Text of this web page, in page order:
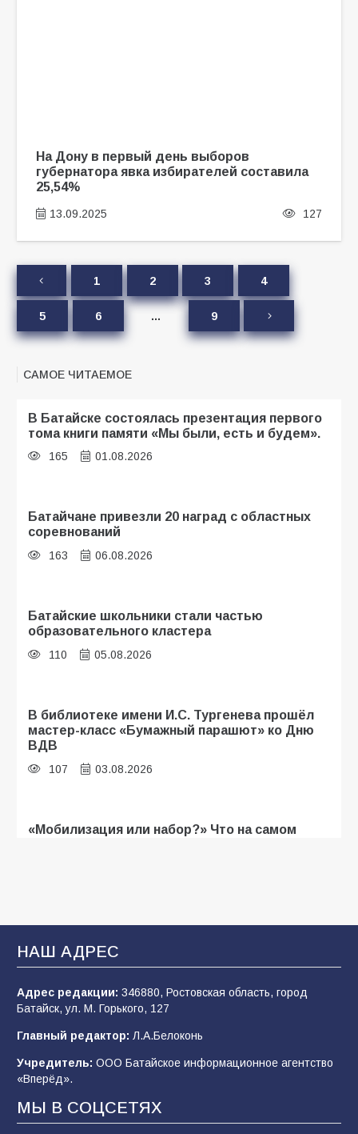
На Дону в первый день выборов
губернатора явка избирателей составила
25,54%
13.09.2025 127
1 2 3 4
5 6 … 9
САМОЕ ЧИТАЕМОЕ
В Батайске состоялась презентация первого
тома книги памяти «Мы были, есть и будем».
165 01.08.2026
Батайчане привезли 20 наград с областных
соревнований
163 06.08.2026
Батайские школьники стали частью
образовательного кластера
110 05.08.2026
В библиотеке имени И.С. Тургенева прошёл
мастер-класс «Бумажный парашют» ко Дню
ВДВ
107 03.08.2026
«Мобилизация или набор?» Что на самом
В Батайске продолжаются дорожные работы
100 04.08.2026
после выборов: в Госдуме дали ответ
95 06.08.2026
«Пургу нести — не поля переходить»: почему
НАШ АДРЕС
Адрес редакции: 346880, Ростовская область, город
Батайск, ул. М. Горького, 127
Главный редактор: Л.А.Белоконь
Учредитель: ООО Батайское информационное агентство
«Вперёд».
МЫ В СОЦСЕТЯХ